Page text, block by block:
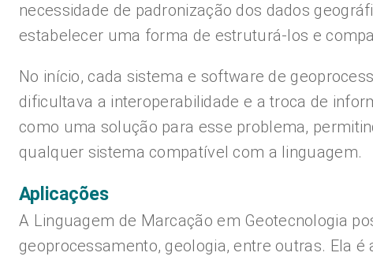
necessidade de padronização dos dados
estabelecer uma forma de estruturá-los e
No início, cada sistema e software de
dificultava a interoperabilidade e a troca de
como uma solução para esse problema,
qualquer sistema compatível com a linguagem.
Aplicações
A Linguagem de Marcação em Geotecnologia
geoprocessamento, geologia, entre outras. Ela